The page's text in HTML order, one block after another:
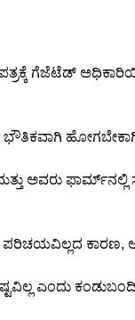
ಗೆಜೆಟೆಡ್
ಅವರು
ಕಾರಣ,
ಎಂದು